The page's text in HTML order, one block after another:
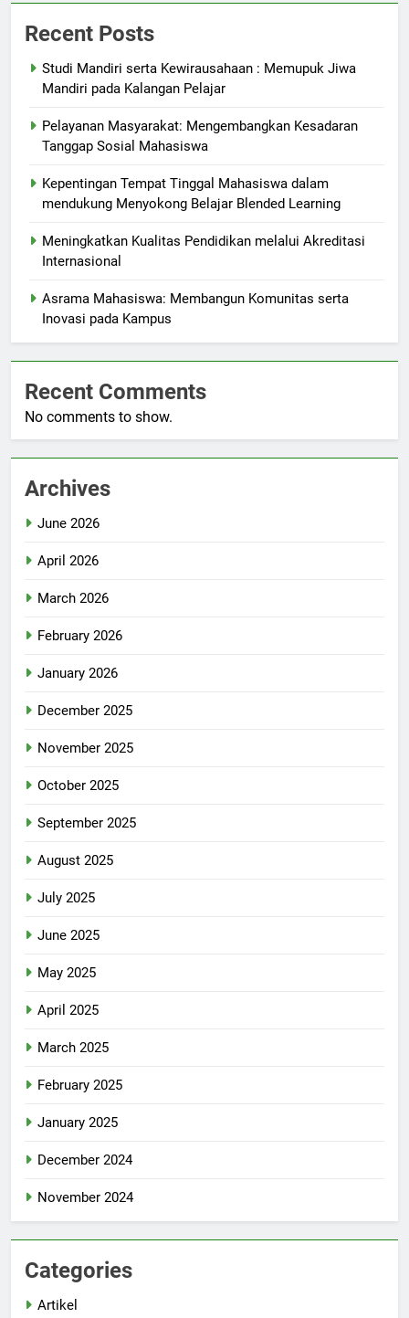
Recent Posts
Studi Mandiri serta Kewirausahaan : Memupuk Jiwa
Mandiri pada Kalangan Pelajar
Pelayanan Masyarakat: Mengembangkan Kesadaran
Tanggap Sosial Mahasiswa
Kepentingan Tempat Tinggal Mahasiswa dalam
mendukung Menyokong Belajar Blended Learning
Meningkatkan Kualitas Pendidikan melalui Akreditasi
Internasional
Asrama Mahasiswa: Membangun Komunitas serta
Inovasi pada Kampus
Recent Comments
No comments to show.
Archives
June 2026
April 2026
March 2026
February 2026
January 2026
December 2025
November 2025
October 2025
September 2025
August 2025
July 2025
June 2025
May 2025
April 2025
March 2025
February 2025
January 2025
December 2024
November 2024
Categories
Artikel